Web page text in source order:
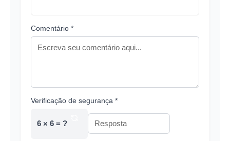
Comentário *
Verificação de segurança *
6 × 6 = ?